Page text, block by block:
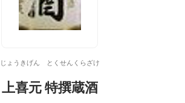
じょうきげん とくせんくらざけ
上喜元 特撰蔵酒